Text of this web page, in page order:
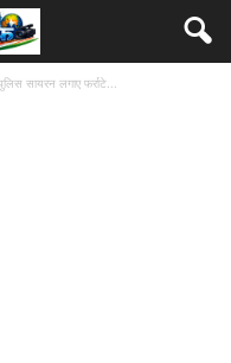
सायरन लगाए फर्राटे...